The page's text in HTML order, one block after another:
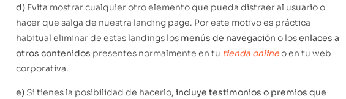
d) Evita mostrar cualquier otro elemento que pueda distraer al usuario o
hacer que salga de nuestra landing page. Por este motivo es práctica
habitual eliminar de estas landings los menús de navegación o losenlaces a
otros contenidos presentes normalmente en tu tienda onlineo en tu web
corporativa.
e) Si tienes la posibilidad de hacerlo, incluye testimonios o premios que